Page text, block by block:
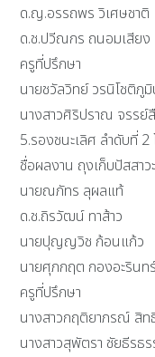
ด.ญ.อรรถพร วิเศษชาติ
ด.ช.ปวีณกร ถนอมเสียง
ครูที่ปรึกษา
นายชวัลวิทย์ วรนิโชติภู
นางสาวศิริปราณ จรรย์
5.รองชนะเลิศ ลำดับที่
ชื่อผลงาน ถุงเก็บปัสสา
นายณภัทร ลุผลแท้
ด.ช.ถิรวัฒน์ ทาส้าว
นายปุญญวิช ก้อนแก้ว
นายศุภกฤต กองอะรินท
ครูที่ปรึกษา
นางสาวกฤติยาภรณ์ สิ
นางสาวสุพัตรา ชัยธีรธ